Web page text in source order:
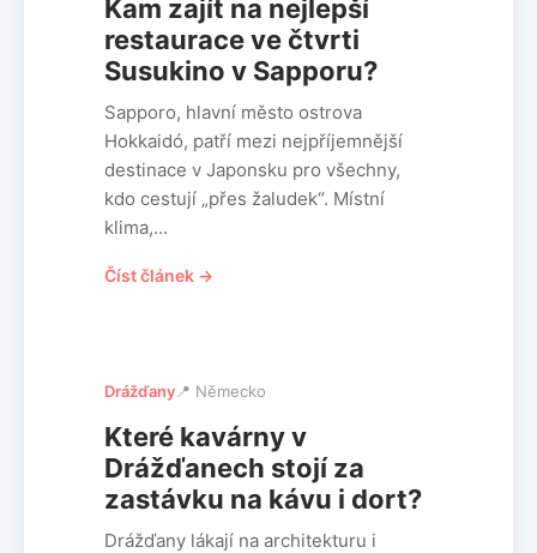
Kam zajít na nejlepší
restaurace ve čtvrti
Susukino v Sapporu?
Sapporo, hlavní město ostrova
Hokkaidó, patří mezi nejpříjemnější
destinace v Japonsku pro všechny,
kdo cestují „přes žaludek“. Místní
klima,...
Číst článek →
Drážďany📍 Německo
Které kavárny v
Drážďanech stojí za
zastávku na kávu i dort?
Drážďany lákají na architekturu i